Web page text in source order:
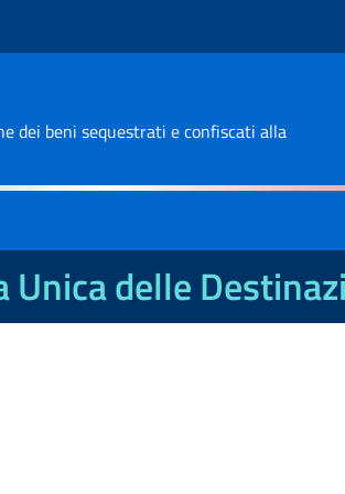
dei beni sequestrati e confiscati alla
delle